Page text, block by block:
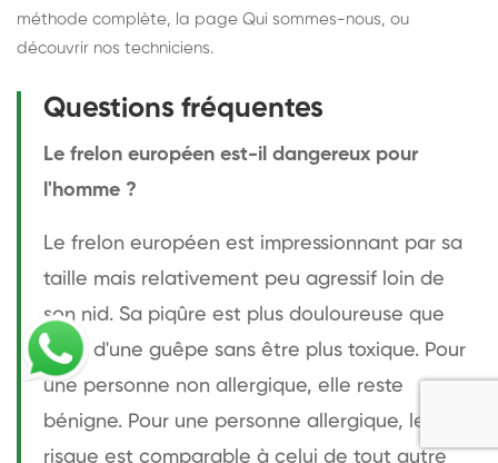
méthode complète, la page Qui sommes-nous, ou
découvrir nos techniciens.
Questions fréquentes
Le frelon européen est-il dangereux pour
l'homme ?
Le frelon européen est impressionnant par sa
taille mais relativement peu agressif loin de
son nid. Sa piqûre est plus douloureuse que
celle d'une guêpe sans être plus toxique. Pour
une personne non allergique, elle reste
bénigne. Pour une personne allergique, le
risque est comparable à celui de tout autre